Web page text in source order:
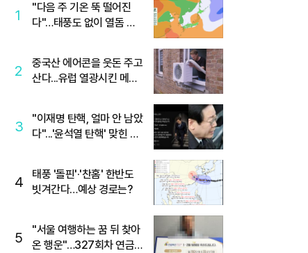
1
"다음 주 기온 뚝 떨어진
다"…태풍도 없이 열돔 박
2
중국산 에어콘을 웃돈 주고
산다...유럽 열광시킨 메이
3
"이재명 탄핵, 얼마 안 남았
다"...'윤석열 탄핵' 맞힌 무
4
태풍 '돌핀'·'찬홈' 한반도
빗겨간다…예상 경로는?
5
"서울 여행하는 꿈 뒤 찾아
온 행운"…327회차 연금